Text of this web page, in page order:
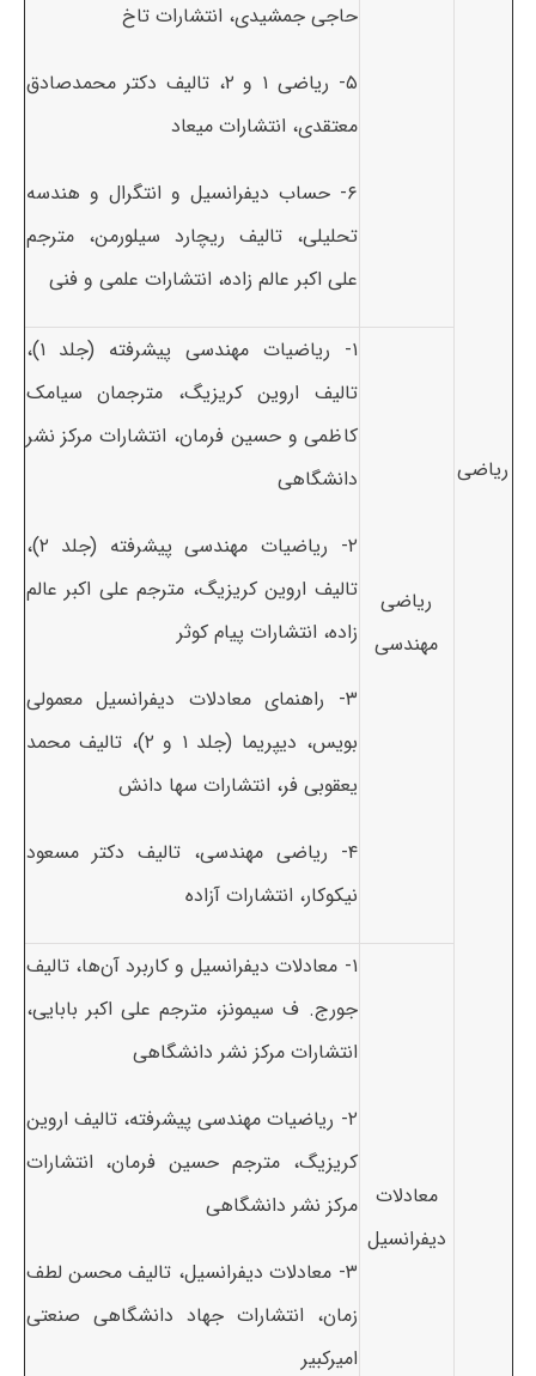
ریاضی
حاجی جمشیدی، انتشارات تاخ
۵- ریاضی ۱ و ۲، تالیف دکتر محمدصادق
معتقدی، انتشارات میعاد
۶- حساب دیفرانسیل و انتگرال و هندسه
تحلیلی، تالیف ریچارد سیلورمن، مترجم
علی اکبر عالم زاده، انتشارات علمی و فنی
ریاضی
مهندسی
۱- ریاضیات مهندسی پیشرفته (جلد ۱)،
تالیف اروین کریزیگ، مترجمان سیامک
کاظمی و حسین فرمان، انتشارات مرکز نشر
دانشگاهی
۲- ریاضیات مهندسی پیشرفته (جلد ۲)،
تالیف اروین کریزیگ، مترجم علی اکبر عالم
زاده، انتشارات پیام کوثر
۳- راهنمای معادلات دیفرانسیل معمولی
بویس، دیپریما (جلد ۱ و ۲)، تالیف محمد
یعقوبی فر، انتشارات سها دانش
۴- ریاضی مهندسی، تالیف دکتر مسعود
نیکوکار، انتشارات آزاده
معادلات
دیفرانسیل
۱- معادلات دیفرانسیل و کاربرد آن‌ها، تالیف
جورج. ف سیمونز، مترجم علی اکبر بابایی،
انتشارات مرکز نشر دانشگاهی
۲- ریاضیات مهندسی پیشرفته، تالیف اروین
کریزیگ، مترجم حسین فرمان، انتشارات
مرکز نشر دانشگاهی
۳- معادلات دیفرانسیل، تالیف محسن لطف
زمان، انتشارات جهاد دانشگاهی صنعتی
امیرکبیر